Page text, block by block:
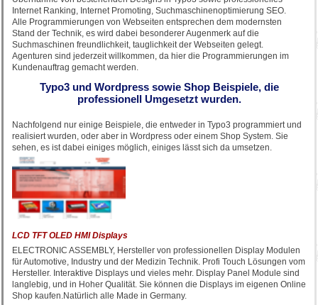
Internet Ranking, Internet Promoting, Suchmaschinenoptimierung SEO.
Alle Programmierungen von Webseiten entsprechen dem modernsten
Stand der Technik, es wird dabei besonderer Augenmerk auf die
Suchmaschinen freundlichkeit, tauglichkeit der Webseiten gelegt.
Agenturen sind jederzeit willkommen, da hier die Programmierungen im
Kundenauftrag gemacht werden.
Typo3 und Wordpress sowie Shop Beispiele, die
professionell Umgesetzt wurden.
Nachfolgend nur einige Beispiele, die entweder in Typo3 programmiert und
realisiert wurden, oder aber in Wordpress oder einem Shop System. Sie
sehen, es ist dabei einiges möglich, einiges lässt sich da umsetzen.
LCD TFT OLED HMI Displays
ELECTRONIC ASSEMBLY, Hersteller von professionellen Display Modulen
für Automotive, Industry und der Medizin Technik. Profi Touch Lösungen vom
Hersteller. Interaktive Displays und vieles mehr. Display Panel Module sind
langlebig, und in Hoher Qualität. Sie können die Displays im eigenen Online
Shop kaufen.Natürlich alle Made in Germany.